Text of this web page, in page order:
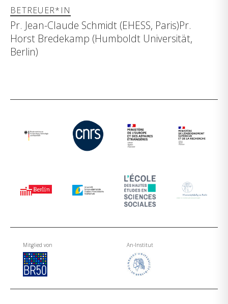
BETREUER*IN
Pr. Jean-Claude Schmidt (EHESS, Paris)Pr.
Horst Bredekamp (Humboldt Universität,
Berlin)
Mitglied von An-Institut